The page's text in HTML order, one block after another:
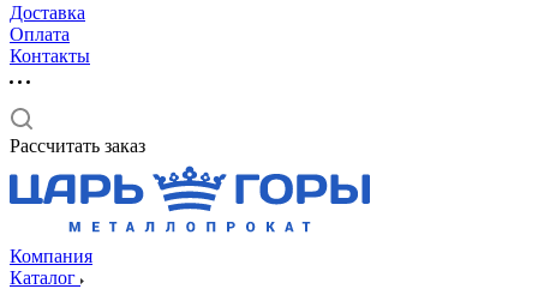
Доставка
Оплата
Контакты
Рассчитать заказ
Компания
Каталог